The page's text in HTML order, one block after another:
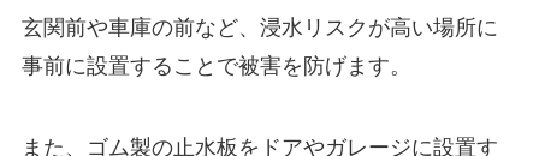
玄関前や車庫の前など、浸水リスクが高い場所に
事前に設置することで被害を防げます。
また、ゴム製の止水板をドアやガレージに設置す